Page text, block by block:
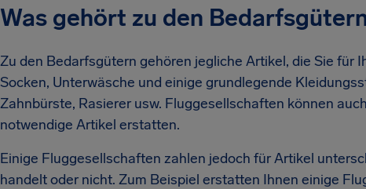
Was gehört zu den
Zu den Bedarfsgütern gehören jegliche Artikel, die Sie für
Socken, Unterwäsche und einige grundlegende
Zahnbürste, Rasierer usw. Fluggesellschaften können
notwendige Artikel erstatten.
Einige Fluggesellschaften zahlen jedoch für Artikel
handelt oder nicht. Zum Beispiel erstatten Ihnen einige